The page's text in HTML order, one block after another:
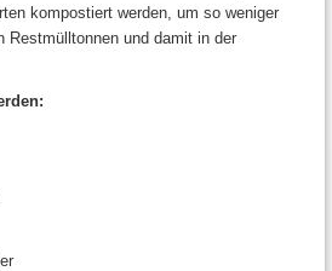
kompostiert werden, um so weniger
Restmülltonnen und damit in der